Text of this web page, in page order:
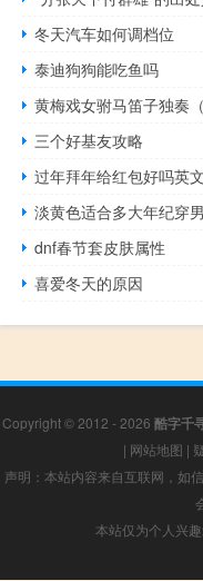
冬天汽车如何调档位
泰迪狗狗能吃鱼吗
三个好基友攻略
过年拜年给红包好吗英文
淡黄色适合多大年纪穿
dnf春节套皮肤属性
喜爱冬天的原因
Copyright © 2012 - 2026 酷字千
| 网站地图 |
声明：本站内容来自互联网，如
本站仅为个人兴